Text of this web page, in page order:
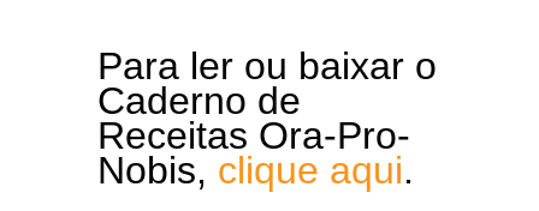
Para ler ou baixar o
Caderno de
Receitas Ora-Pro-
Nobis, clique aqui.